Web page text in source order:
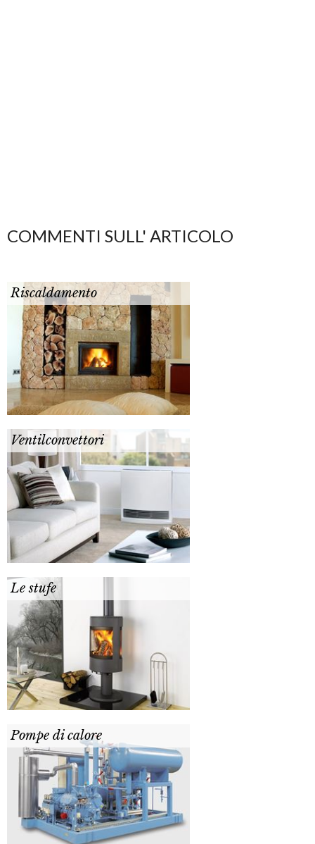
COMMENTI SULL' ARTICOLO
Riscaldamento
Ventilconvettori
Le stufe
Pompe di calore